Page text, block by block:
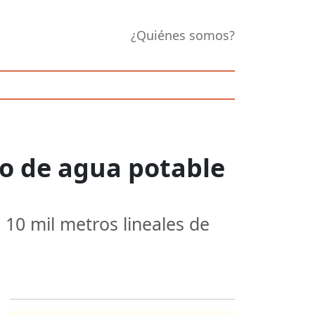
¿Quiénes somos?
de agua potable
mil metros lineales de